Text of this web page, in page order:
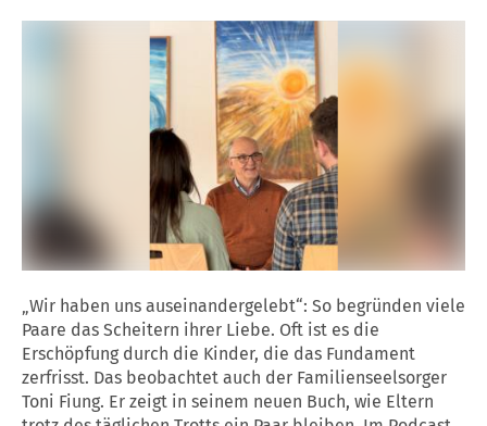
„Wir haben uns auseinandergelebt“: So begründen viele
Paare das Scheitern ihrer Liebe. Oft ist es die
Erschöpfung durch die Kinder, die das Fundament
zerfrisst. Das beobachtet auch der Familienseelsorger
Toni Fiung. Er zeigt in seinem neuen Buch, wie Eltern